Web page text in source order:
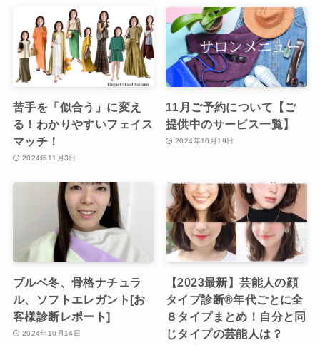
苦手を「似合う」に変え
る！わかりやすいフェイス
マッチ！
2024年11月3日
11月ご予約について【ご
提供中のサービス一覧】
2024年10月19日
ブルベ冬、骨格ナチュラ
ル、ソフトエレガント[お
客様診断レポート]
2024年10月14日
【2023最新】芸能人の顔
タイプ診断®︎年代ごとに全
８タイプまとめ！自分と同
じタイプの芸能人は？